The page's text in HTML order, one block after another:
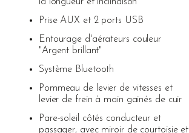
Prise AUX et 2 ports USB
Entourage d'aérateurs couleur
"Argent brillant"
Système Bluetooth
Pommeau de levier de vitesses et
levier de frein à main gainés de cuir
Pare-soleil côtés conducteur et
passager, avec miroir de courtoisie et